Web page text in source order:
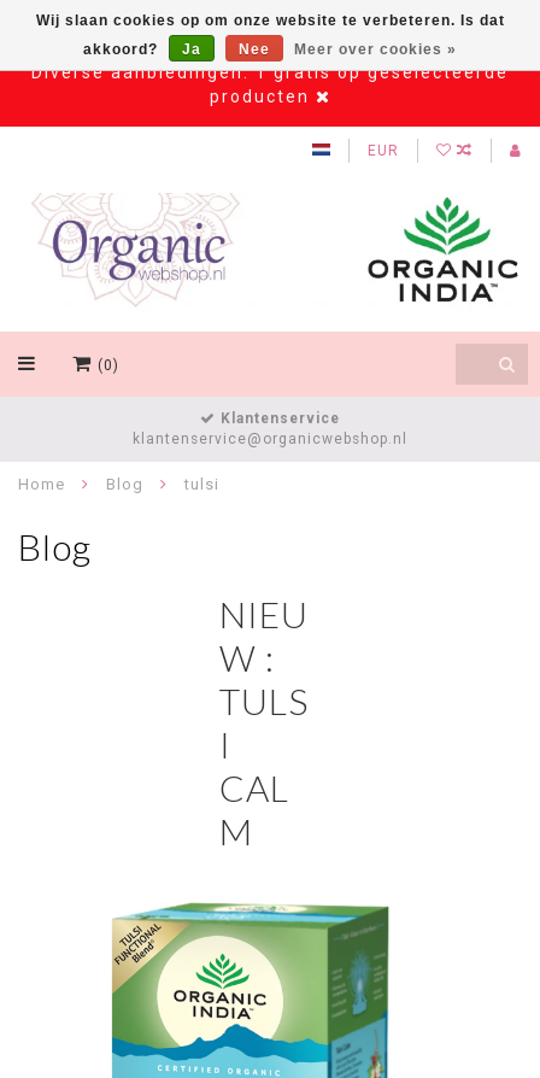
Diverse aanbiedingen: 1 gratis op geselecteerde
producten
EUR
(0)
Klantenservice
klantenservice@organicwebshop.nl
Home Blog tulsi
Blog
NIEU
W :
TULS
I
CAL
M
Wij slaan cookies op om onze website te verbeteren. Is dat
akkoord?
Ja Nee Meer over cookies »